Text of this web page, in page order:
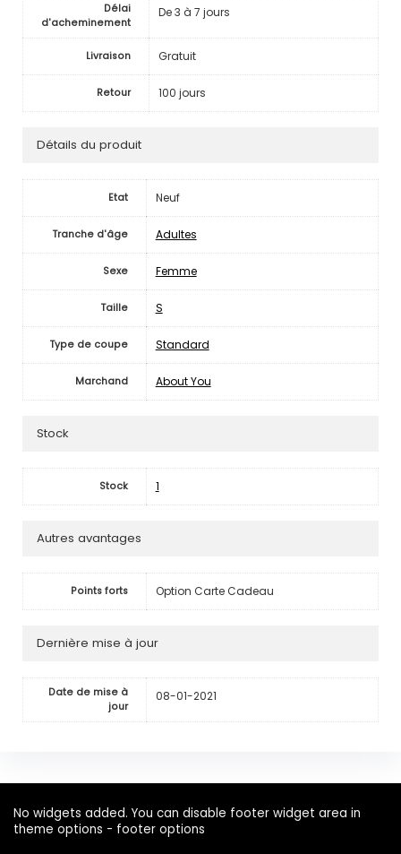
Délai
d'acheminement
De 3 à 7 jours
Livraison Gratuit
Retour 100 jours
Détails du produit
Etat Neuf
Tranche d'âge Adultes
Sexe Femme
Taille S
Type de coupe Standard
Marchand About You
Stock
Stock 1
Autres avantages
Points forts Option Carte Cadeau
Dernière mise à jour
Date de mise à
jour
08-01-2021
No widgets added. You can disable footer widget area in
theme options - footer options